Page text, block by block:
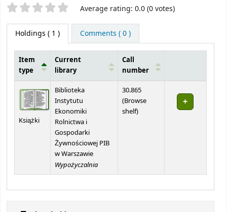
Star ratings Average rating: 0.0 (0 votes)
Holdings ( 1 ) Comments ( 0 )
Item
type
Current
library
Call
number
Książki
Biblioteka
Instytutu
Ekonomiki
Rolnictwa i
Gospodarki
Żywnościowej PIB
w Warszawie
Wypożyczalnia
30.865
(Browse
shelf(Opens below)
)